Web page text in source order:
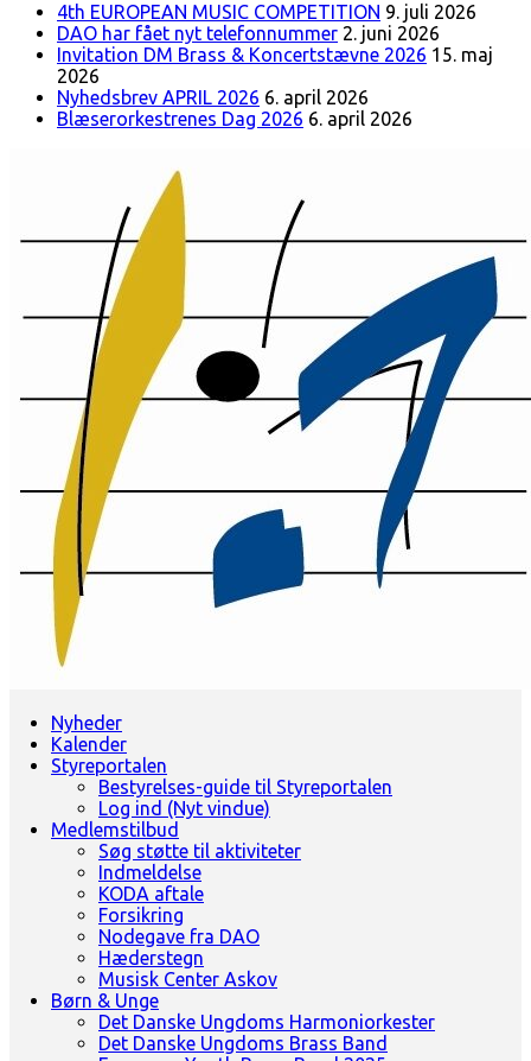
4th EUROPEAN MUSIC COMPETITION 9. juli 2026
DAO har fået nyt telefonnummer 2. juni 2026
Invitation DM Brass & Koncertstævne 2026 15. maj
2026
Nyhedsbrev APRIL 2026 6. april 2026
Blæserorkestrenes Dag 2026 6. april 2026
Dansk Amatør Orkesterforbund - DAO
Landsorganisation for amatørblæserorkestre
Nyheder
Kalender
Styreportalen
Bestyrelses-guide til Styreportalen
Log ind (Nyt vindue)
Medlemstilbud
Søg støtte til aktiviteter
Indmeldelse
KODA aftale
Forsikring
Nodegave fra DAO
Hæderstegn
Musisk Center Askov
Børn & Unge
Det Danske Ungdoms Harmoniorkester
Det Danske Ungdoms Brass Band